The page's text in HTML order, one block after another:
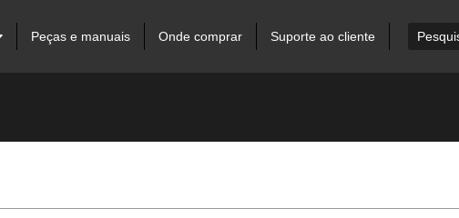
Peças e manuais Onde comprar Suporte ao cliente